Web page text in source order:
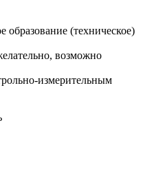
образование (техническое)
возможно
измерительным